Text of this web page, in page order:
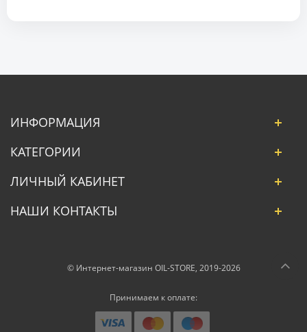
ИНФОРМАЦИЯ
КАТЕГОРИИ
ЛИЧНЫЙ КАБИНЕТ
НАШИ КОНТАКТЫ
© Интернет-магазин OIL-STORE, 2019-2026
Принимаем к оплате: